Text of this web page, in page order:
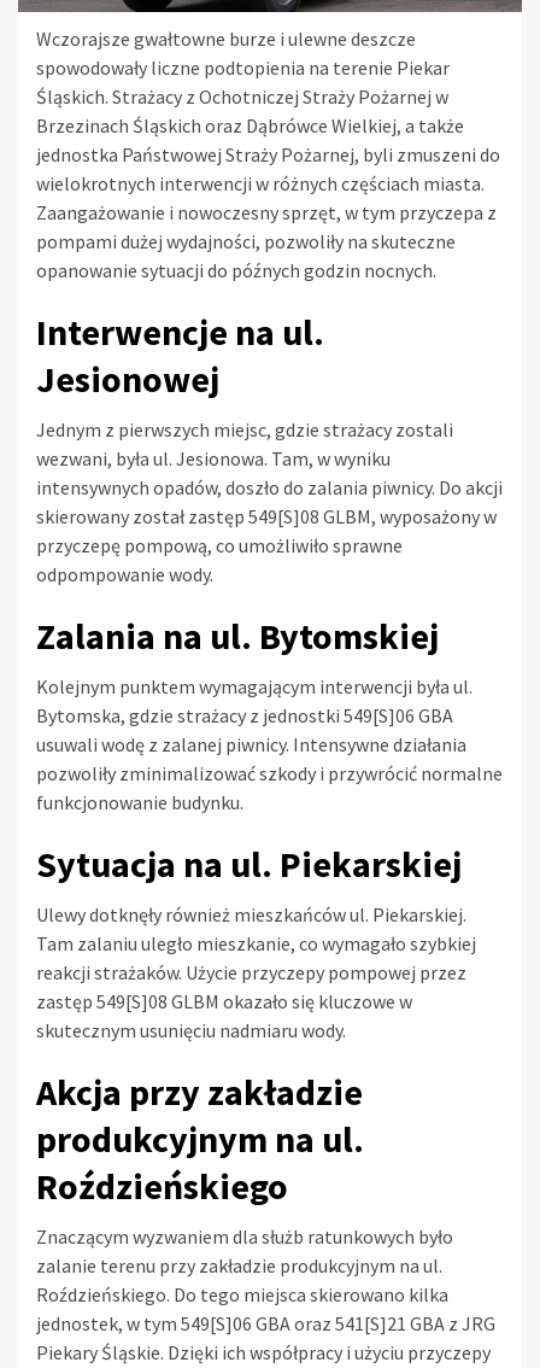
Wczorajsze gwałtowne burze i ulewne deszcze
spowodowały liczne podtopienia na terenie Piekar
Śląskich. Strażacy z Ochotniczej Straży Pożarnej w
Brzezinach Śląskich oraz Dąbrówce Wielkiej, a także
jednostka Państwowej Straży Pożarnej, byli zmuszeni do
wielokrotnych interwencji w różnych częściach miasta.
Zaangażowanie i nowoczesny sprzęt, w tym przyczepa z
pompami dużej wydajności, pozwoliły na skuteczne
opanowanie sytuacji do późnych godzin nocnych.
Interwencje na ul.
Jesionowej
Jednym z pierwszych miejsc, gdzie strażacy zostali
wezwani, była ul. Jesionowa. Tam, w wyniku
intensywnych opadów, doszło do zalania piwnicy. Do akcji
skierowany został zastęp 549[S]08 GLBM, wyposażony w
przyczepę pompową, co umożliwiło sprawne
odpompowanie wody.
Zalania na ul. Bytomskiej
Kolejnym punktem wymagającym interwencji była ul.
Bytomska, gdzie strażacy z jednostki 549[S]06 GBA
usuwali wodę z zalanej piwnicy. Intensywne działania
pozwoliły zminimalizować szkody i przywrócić normalne
funkcjonowanie budynku.
Sytuacja na ul. Piekarskiej
Ulewy dotknęły również mieszkańców ul. Piekarskiej.
Tam zalaniu uległo mieszkanie, co wymagało szybkiej
reakcji strażaków. Użycie przyczepy pompowej przez
zastęp 549[S]08 GLBM okazało się kluczowe w
skutecznym usunięciu nadmiaru wody.
Akcja przy zakładzie
produkcyjnym na ul.
Roździeńskiego
Znaczącym wyzwaniem dla służb ratunkowych było
zalanie terenu przy zakładzie produkcyjnym na ul.
Roździeńskiego. Do tego miejsca skierowano kilka
jednostek, w tym 549[S]06 GBA oraz 541[S]21 GBA z JRG
Piekary Śląskie. Dzięki ich współpracy i użyciu przyczepy